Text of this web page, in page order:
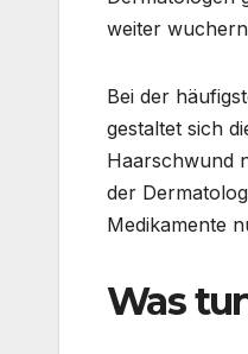
weiter
Bei der
gestaltet sich
Haarschwund
der
Medikamente
Was